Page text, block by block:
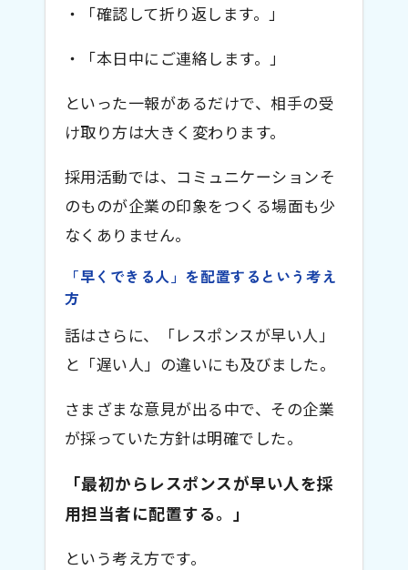
・「確認して折り返します。」
・「本日中にご連絡します。」
といった一報があるだけで、相手の受
け取り方は大きく変わります。
採用活動では、コミュニケーションそ
のものが企業の印象をつくる場面も少
なくありません。
「早くできる人」を配置するという考え
方
話はさらに、「レスポンスが早い人」
と「遅い人」の違いにも及びました。
さまざまな意見が出る中で、その企業
が採っていた方針は明確でした。
「最初からレスポンスが早い人を採
用担当者に配置する。」
という考え方です。